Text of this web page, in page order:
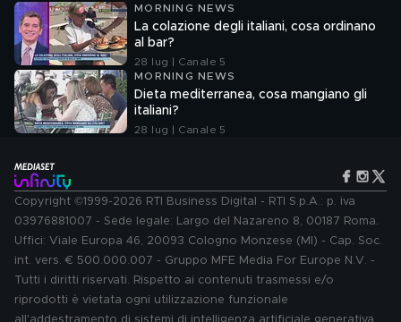
MORNING NEWS
La colazione degli italiani, cosa ordinano
al bar?
28 lug | Canale 5
MORNING NEWS
Dieta mediterranea, cosa mangiano gli
italiani?
28 lug | Canale 5
Copyright ©1999-2026 RTI Business Digital - RTI S.p.A.: p. iva
03976881007 - Sede legale: Largo del Nazareno 8, 00187 Roma.
Uffici: Viale Europa 46, 20093 Cologno Monzese (MI) - Cap. Soc.
int. vers. € 500.000.007 - Gruppo MFE Media For Europe N.V. -
Tutti i diritti riservati. Rispetto ai contenuti trasmessi e/o
riprodotti è vietata ogni utilizzazione funzionale